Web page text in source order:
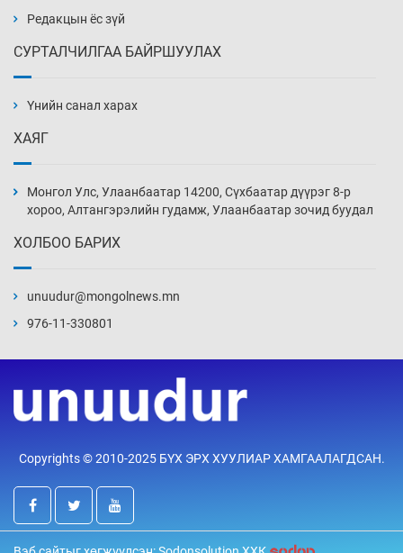
15 цаг 57 мин
16 цаг 27 мин
16 цаг 57 мин
хэмжээг шинэчлэн тогтоох нь
17 цаг 57 мин
мөнгө, хүрэл медаль хүртэв
18 цаг 24 мин
Нөөцийн махны худалдаа, борлуулалтыг
Редакцын ёс зүй
СУРТАЛЧИЛГАА БАЙРШУУЛАХ
Үнийн санал харах
ХАЯГ
Монгол Улс, Улаанбаатар 14200, Сүхбаатар дүүрэг 8-р
хороо, Алтангэрэлийн гудамж, Улаанбаатар зочид буудал
ХОЛБОО БАРИХ
unuudur@mongolnews.mn
976-11-330801
Copyrights © 2010-2025 БҮХ ЭРХ ХУУЛИАР ХАМГААЛАГДСАН.